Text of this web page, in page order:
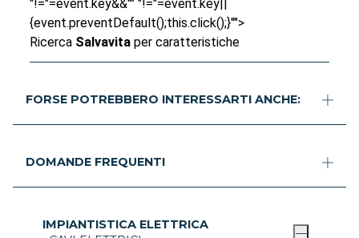
"!="=event.key&&"" "!="=event.key||
{event.preventDefault();this.click();}"">
Ricerca Salvavitaper caratteristiche
FORSE POTREBBERO INTERESSARTI ANCHE:
DOMANDE FREQUENTI
IMPIANTISTICA ELETTRICA